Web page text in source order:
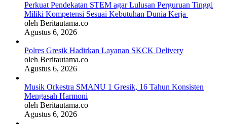
Perkuat Pendekatan STEM agar Lulusan Perguruan Tinggi
Miliki Kompetensi Sesuai Kebutuhan Dunia Kerja
oleh Beritautama.co
Agustus 6, 2026
Polres Gresik Hadirkan Layanan SKCK Delivery
oleh Beritautama.co
Agustus 6, 2026
Musik Orkestra SMANU 1 Gresik, 16 Tahun Konsisten
Mengasah Harmoni
oleh Beritautama.co
Agustus 6, 2026